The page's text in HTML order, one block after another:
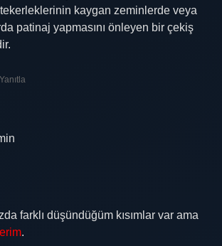
kaygan zeminlerde veya
patinaj yapmasını önleyen bir çekiş
Yanıtla
farklı düşündüğüm kısımlar var ama
.